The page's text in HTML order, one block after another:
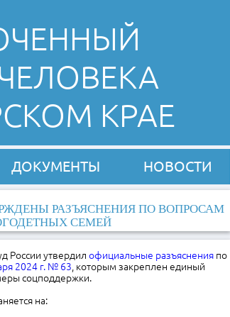
КРАЕ
ДОКУМЕНТЫ НОВОСТИ
РАЗЪЯСНЕНИЯ ПО ВОПРОСАМ
СЕМЕЙ
России утвердил официальные разъяснения по
2024 г. № 63 , которым закреплен единый
соцподдержки.
на: